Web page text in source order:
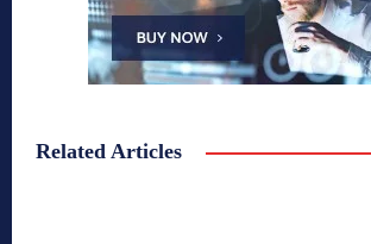
Related Articles